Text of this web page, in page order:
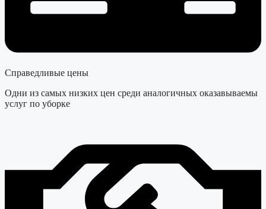
Справедливые цены
Одни из самых низких цен среди аналогичных оказавываемы
услуг по уборке